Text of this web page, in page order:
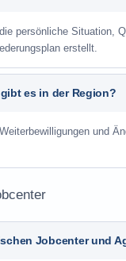
persönliche Situation,
erstellt.
es in der Region?
und
Jobcenter und